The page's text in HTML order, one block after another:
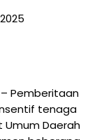
– Pemberitaan
tenaga
Umum Daerah